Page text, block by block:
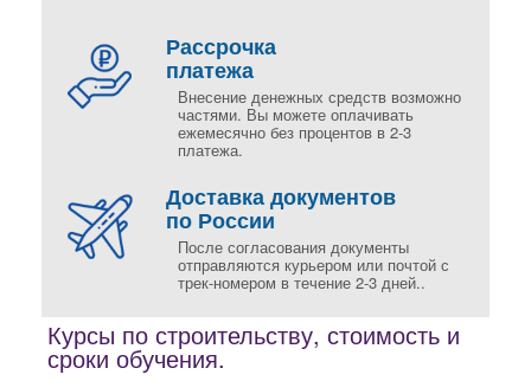
Рассрочка
платежа
Внесение денежных средств возможно
частями. Вы можете оплачивать
ежемесячно без процентов в 2-3
платежа.
Доставка документов
по России
После согласования документы
отправляются курьером или почтой с
трек-номером в течение 2-3 дней..
Курсы по строительству, стоимость и
сроки обучения.